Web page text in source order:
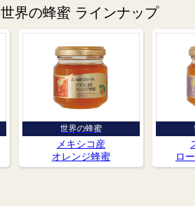
世界の蜂蜜 ラインナップ
世界の蜂蜜
メキシコ産
オレンジ蜂蜜
ロ